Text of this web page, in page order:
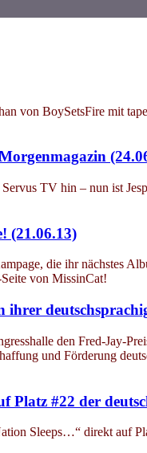
von BoySetsFire mit
TV hin – nun ist
(21.06.13)
die ihr nächstes
von MissinCat!
den Fred-Jay-
und Förderung
Platz #22 der
Sleeps…“ direkt auf